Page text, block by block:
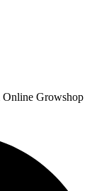
Online Growshop